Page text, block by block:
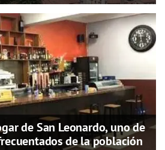
de San Leonardo, uno de
de la población